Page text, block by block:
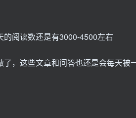
阅读数还是有3000-4500左右
，这些文章和问答也还是会每天被